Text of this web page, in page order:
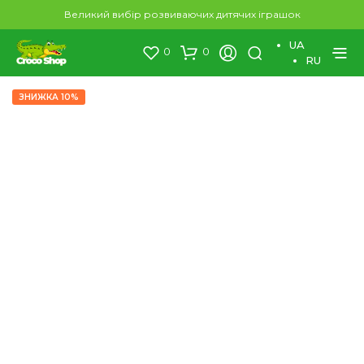
Великий вибір розвиваючих дитячих іграшок
0 0
UA
RU
ЗНИЖКА 10%